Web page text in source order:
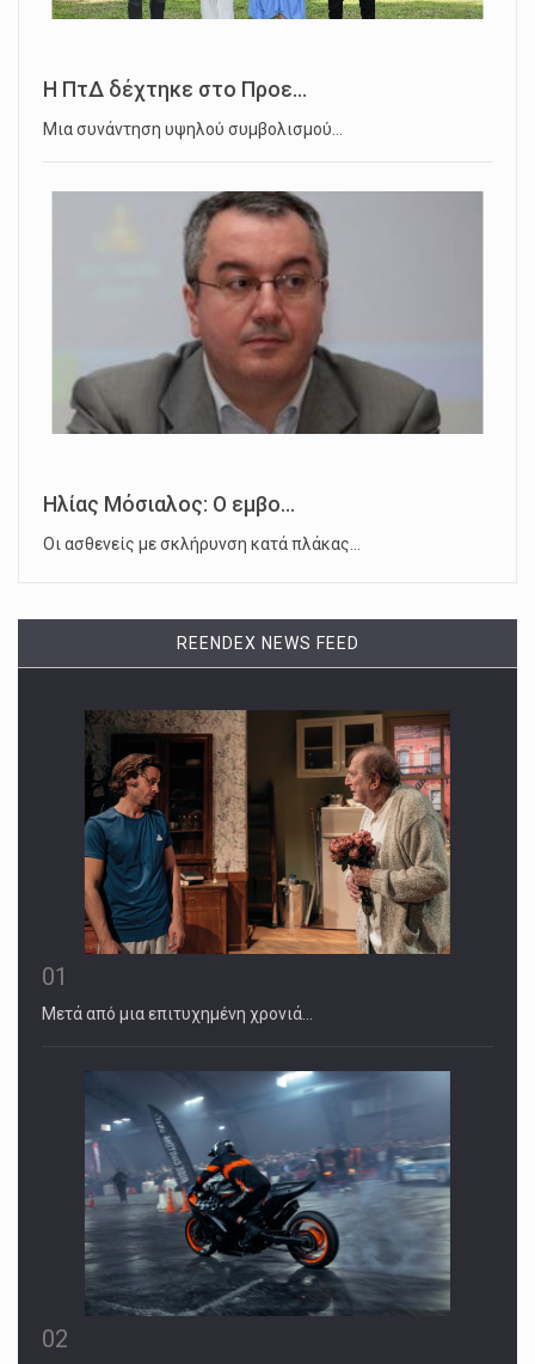
Η ΠτΔ δέχτηκε στο Προε...
Μια συνάντηση υψηλού συμβολισμού…
Ηλίας Μόσιαλος: Ο εμβο...
Οι ασθενείς με σκλήρυνση κατά πλάκας…
REENDEX NEWS FEED
01
Μετά από μια επιτυχημένη χρονιά…
02